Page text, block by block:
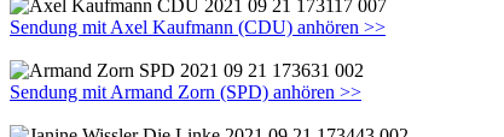
Sendung mit Axel Kaufmann (CDU) anhören >>
Sendung mit Armand Zorn (SPD) anhören >>